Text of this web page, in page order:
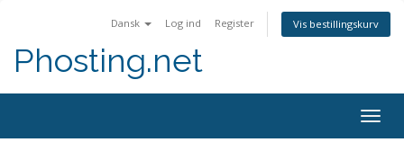
Dansk Log ind Register Vis bestillingskurv
Phosting.net